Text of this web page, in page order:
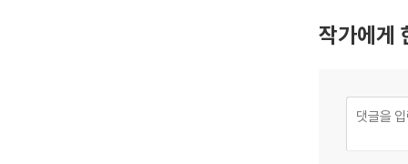
작가에게